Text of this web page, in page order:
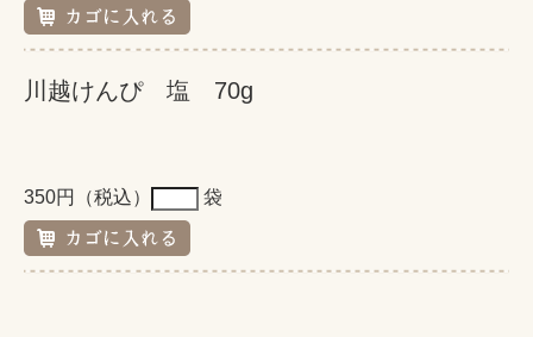
川越けんぴ 塩 70g
350円（税込） 袋